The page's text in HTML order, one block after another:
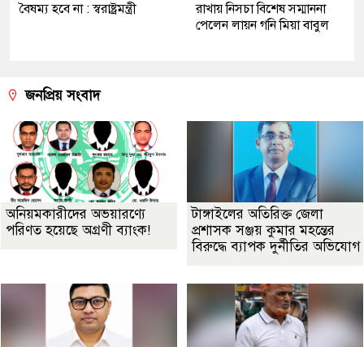
বৈষম্য হবে না : স্বরাষ্ট্রমন্ত্রী
রাখায় নিসচা বিশেষ সম্মাননা
পেলেন লায়ন গনি মিয়া বাবুল
জনপ্রিয় সংবাদ
অনিয়মকারীদের অভয়ারণ্যে
পরিণত হয়েছে অগ্রণী ব্যাংক!
টাঙ্গাইলের অতিরিক্ত জেলা
প্রশাসক সঞ্জয় কুমার মহন্তের
বিরুদ্ধে ব্যাপক দুর্নীতির অভিযোগ